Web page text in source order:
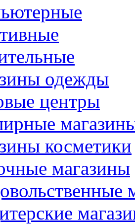
одежды
центры
косметики
магазины